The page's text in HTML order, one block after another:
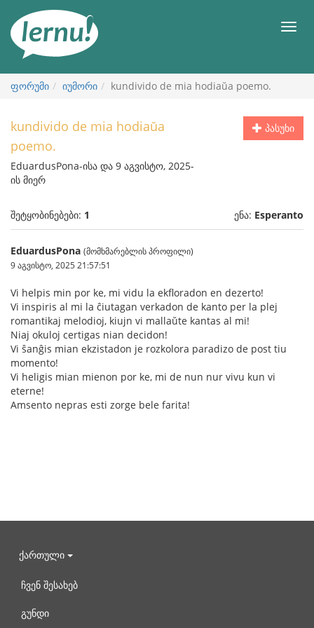
ნახვა
მენიუ
ფორუმი იუმორი kundivido de mia hodiaŭa poemo.
პასუხი
kundivido de mia hodiaŭa
poemo.
EduardusPona-ისა და 9 აგვისტო, 2025-
ის მიერ
შეტყობინებები: 1 ენა: Esperanto
EduardusPona (მომხმარებლის პროფილი)
9 აგვისტო, 2025 21:57:51
Vi helpis min por ke, mi vidu la ekfloradon en dezerto!
Vi inspiris al mi la ĉiutagan verkadon de kanto per la plej
romantikaj melodioj, kiujn vi mallaŭte kantas al mi!
Niaj okuloj certigas nian decidon!
Vi ŝanĝis mian ekzistadon je rozkolora paradizo de post tiu
momento!
Vi heligis mian mienon por ke, mi de nun nur vivu kun vi
eterne!
Amsento nepras esti zorge bele farita!
ქართული
ჩვენ შესახებ
გუნდი